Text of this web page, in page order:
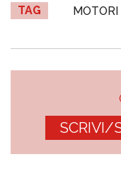
TAG MOTORI
SCRIVI/